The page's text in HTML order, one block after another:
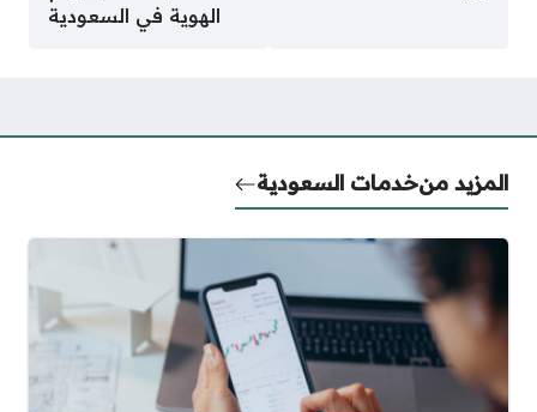
الهوية في السعودية
المزيد منخدمات السعودية